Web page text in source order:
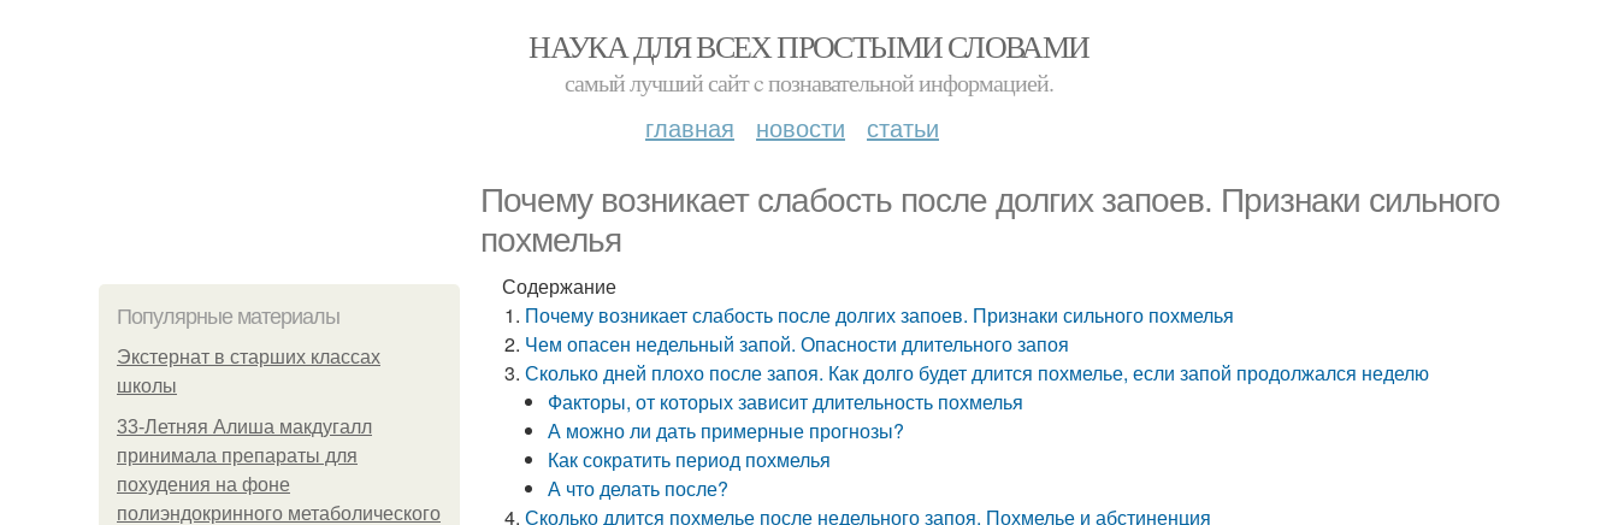
НАУКА ДЛЯ ВСЕХ ПРОСТЫМИ СЛОВАМИ
самый лучший сайт c познавательной информацией.
главная новости статьи
Почему возникает слабость после долгих запоев. Признаки сильного
похмелья
Популярные материалы
Экстернат в старших классах
школы
33-Летняя Алиша макдугалл
принимала препараты для
похудения на фоне
полиэндокринного метаболического
Содержание
Почему возникает слабость после долгих запоев. Признаки сильного похмелья
Чем опасен недельный запой. Опасности длительного запоя
Сколько дней плохо после запоя. Как долго будет длится похмелье, если запой продолжался неделю
Факторы, от которых зависит длительность похмелья
А можно ли дать примерные прогнозы?
Как сократить период похмелья
А что делать после?
Сколько длится похмелье после недельного запоя. Похмелье и абстиненция